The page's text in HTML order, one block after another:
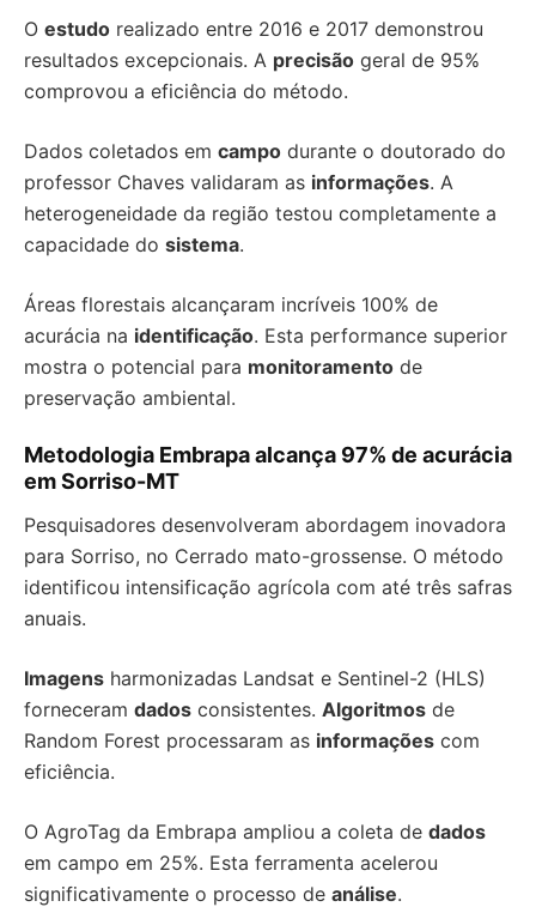
O estudo realizado entre 2016 e 2017 demonstrou
resultados excepcionais. A precisão geral de 95%
comprovou a eficiência do método.
Dados coletados em campo durante o doutorado do
professor Chaves validaram as informações. A
heterogeneidade da região testou completamente a
capacidade do sistema.
Áreas florestais alcançaram incríveis 100% de
acurácia na identificação. Esta performance superior
mostra o potencial para monitoramento de
preservação ambiental.
Metodologia Embrapa alcança 97% de acurácia
em Sorriso-MT
Pesquisadores desenvolveram abordagem inovadora
para Sorriso, no Cerrado mato-grossense. O método
identificou intensificação agrícola com até três safras
anuais.
Imagens harmonizadas Landsat e Sentinel-2 (HLS)
forneceram dados consistentes. Algoritmos de
Random Forest processaram as informações com
eficiência.
O AgroTag da Embrapa ampliou a coleta de dados
em campo em 25%. Esta ferramenta acelerou
significativamente o processo de análise.